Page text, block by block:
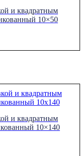
и квадратным
10×50
и квадратным
10×140